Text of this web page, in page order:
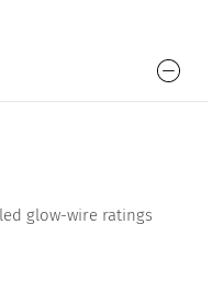
glow-wire ratings